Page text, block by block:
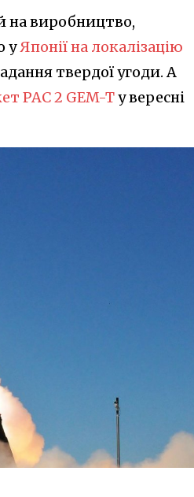
на виробництво,
уЯпонії на локалізацію
твердої угоди. А
PAC 2 GEM-Tу вересні